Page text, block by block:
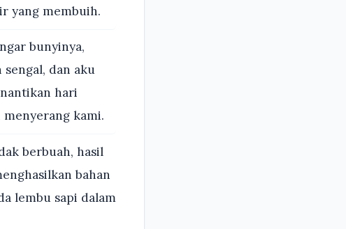
yang membuih.
bunyinya,
dan aku
hari
menyerang kami.
berbuah, hasil
bahan
lembu sapi dalam